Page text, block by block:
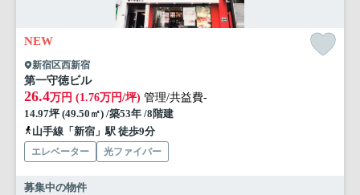
NEW
新宿区西新宿
第一守徳ビル
26.4万円 (1.76万円/坪) 管理/共益費-
14.97坪 (49.50㎡) /築53年 /8階建
山手線「新宿」駅 徒歩9分
エレベーター 光ファイバー
募集中の物件